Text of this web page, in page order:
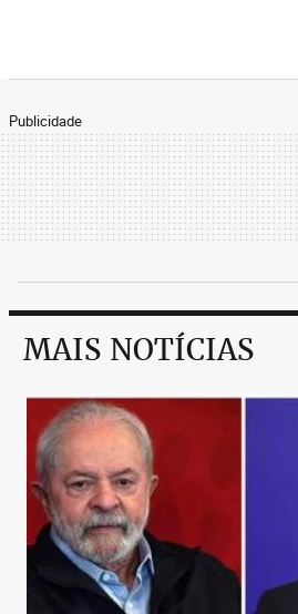
Publicidade
MAIS NOTÍCIAS